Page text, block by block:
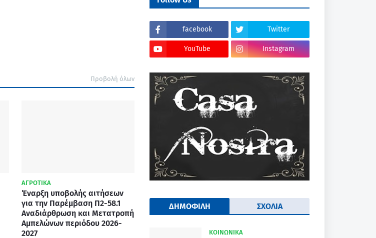
Προβολή όλων
ΑΓΡΟΤΙΚΑ
Έναρξη υποβολής αιτήσεων
για την Παρέμβαση Π2-58.1
Αναδιάρθρωση και Μετατροπή
Αμπελώνων περιόδου 2026-
2027
facebook Twitter
YouTube Instagram
ΔΗΜΟΦΙΛΗ ΣΧΟΛΙΑ
ΚΟΙΝΩΝΙΚΑ